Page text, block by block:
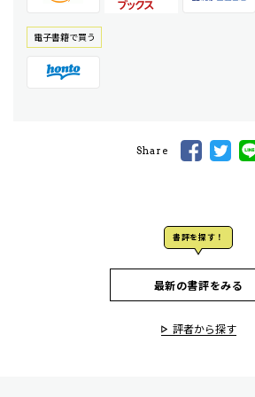
電⼦書籍で買う
Share
書評を探す！
最新の書評をみる
評者から探す